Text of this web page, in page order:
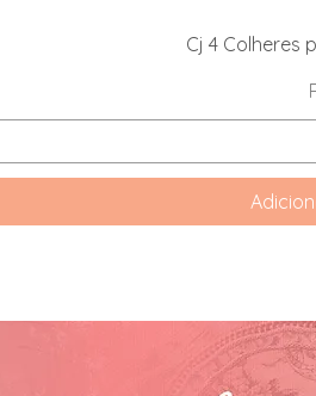
Cj 4 Colheres